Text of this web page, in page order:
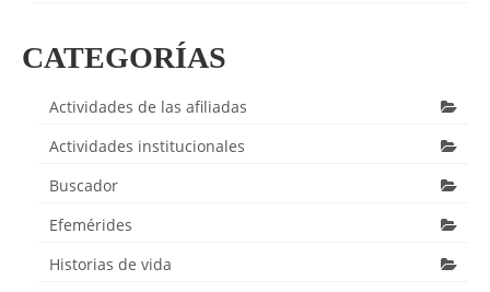
CATEGORÍAS
Actividades de las afiliadas
Actividades institucionales
Buscador
Efemérides
Historias de vida